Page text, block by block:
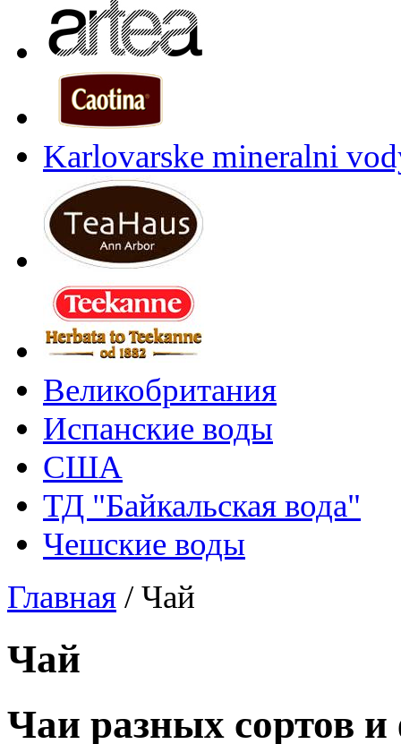
Karlovarske mineralni
Великобритания
Испанские воды
США
ТД "Байкальская вода"
Чешские воды
Главная /Чай
Чай
Чаи разных сортов и